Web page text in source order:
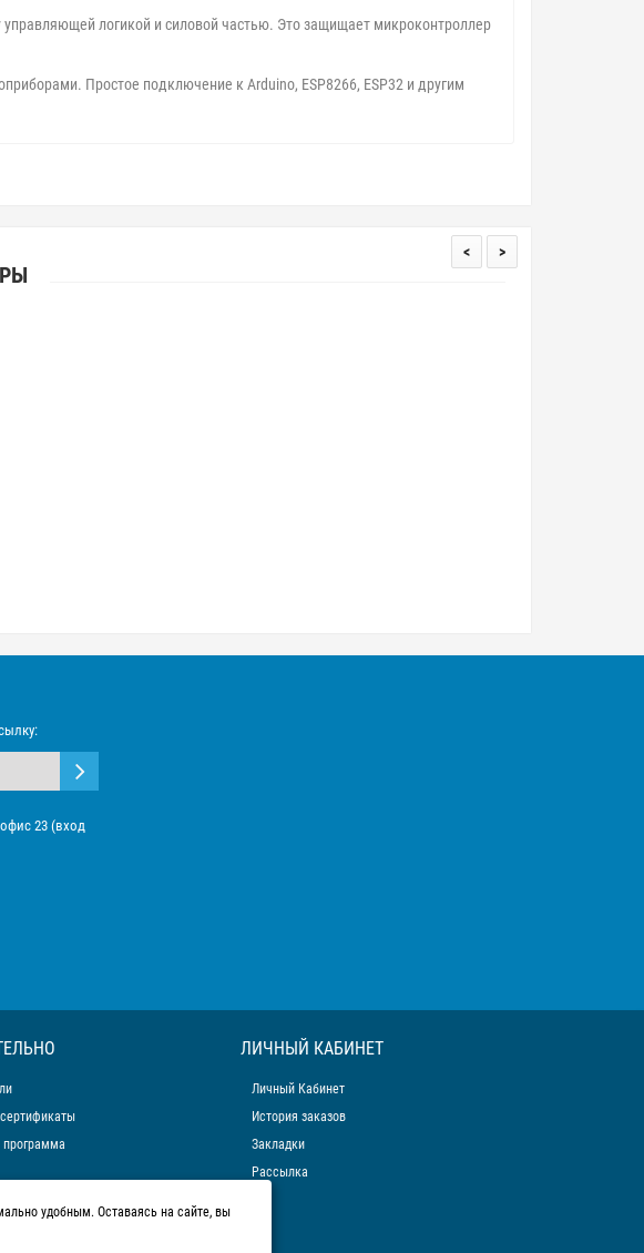
логикой и силовой частью. Это защищает микроконтроллер
Простое подключение к Arduino, ESP8266, ESP32 и другим
< >
23 (вход
программа
ЛИЧНЫЙ КАБИНЕТ
Личный Кабинет
История заказов
Закладки
Рассылка
удобным. Оставаясь на сайте, вы